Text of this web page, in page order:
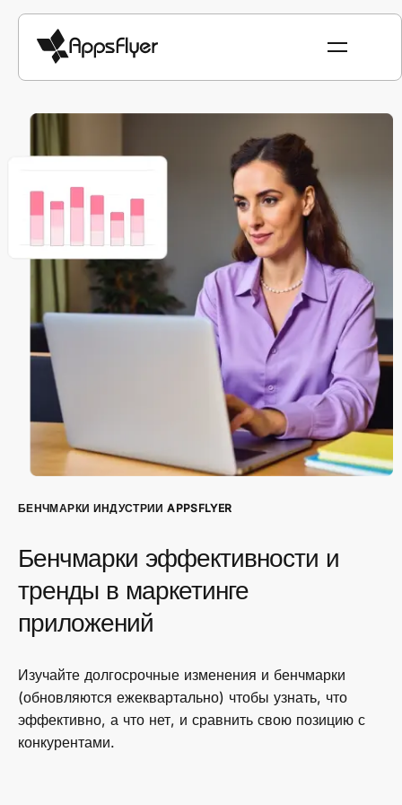
БЕНЧМАРКИ ИНДУСТРИИ APPSFLYER
Бенчмарки эффективности и
тренды в маркетинге
приложений
Изучайте долгосрочные изменения и бенчмарки
(обновляются ежеквартально) чтобы узнать, что
эффективно, а что нет, и сравнить свою позицию с
конкурентами.